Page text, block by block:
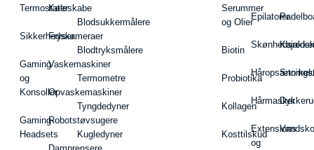
Termostater
Sikkerhedskameraer
Gaming
og
Konsoller
Gaming-
Headsets
Køleskabe
Fryser
Vaskemaskiner
Opvaskemaskiner
Robotstøvsugere
Blodsukkermålere
Blodtryksmålere
Termometre
Tyngdedyner
Kugledyner
Serummer
og Olier
Biotin
Probiotika
Kollagen
Kosttilskud
Epilatorer
Hårmasker
Extensions
og
Vandsko